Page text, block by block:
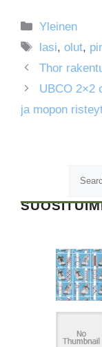
Kategoriat
Yleinen
Avainsanat
lasi,olut,
Thor
UBCO 2×2
ja mopon